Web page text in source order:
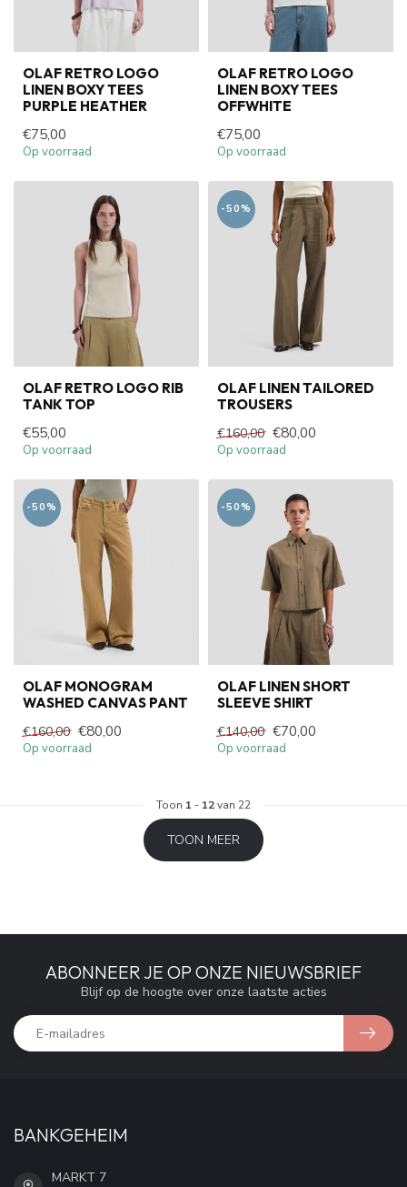
OLAF RETRO LOGO
LINEN BOXY TEES
PURPLE HEATHER
€75,00
Op voorraad
OLAF RETRO LOGO
LINEN BOXY TEES
OFFWHITE
€75,00
Op voorraad
OLAF RETRO LOGO RIB
TANK TOP
€55,00
Op voorraad
-50%
OLAF LINEN TAILORED
TROUSERS
€160,00 €80,00
Op voorraad
-50%
OLAF MONOGRAM
WASHED CANVAS PANT
€160,00 €80,00
Op voorraad
-50%
OLAF LINEN SHORT
SLEEVE SHIRT
€140,00 €70,00
Op voorraad
Toon 1 - 12van 22
TOON MEER
ABONNEER JE OP ONZE NIEUWSBRIEF
Blijf op de hoogte over onze laatste acties
BANKGEHEIM
MARKT 7